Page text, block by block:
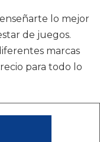
lo mejor
de juegos.
marcas
para todo lo